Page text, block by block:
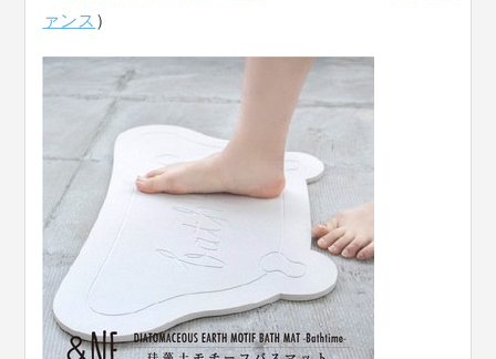
ァンス ）